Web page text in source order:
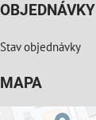
OBJEDNÁVKY
Stav objednávky
MAPA